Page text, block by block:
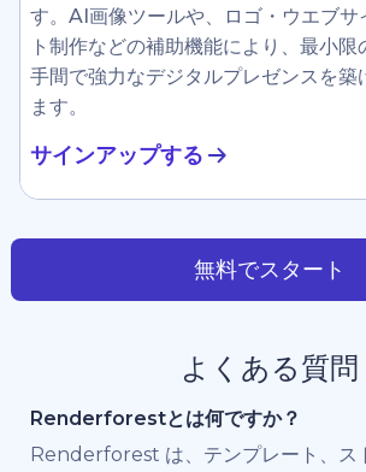
す。AI画像ツールや、ロゴ・ウエブサ
ト制作などの補助機能により、最小限
手間で強力なデジタルプレゼンスを築
ます。
サインアップする
無料でスタート
よくある質問
Renderforestとは何ですか？
Renderforest は、テンプレート、ス